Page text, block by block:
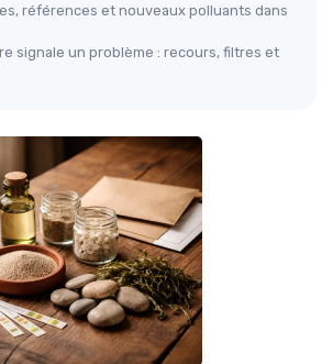
références et nouveaux polluants dans
signale un problème : recours, filtres et